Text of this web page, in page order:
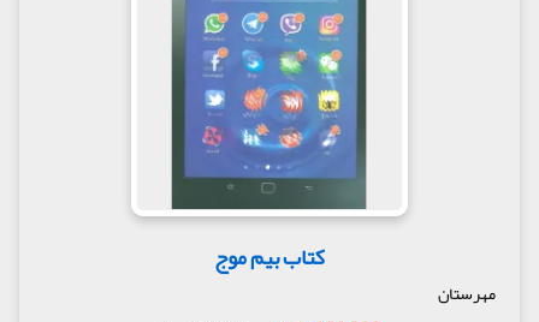
کتاب بیم موج
مهرستان